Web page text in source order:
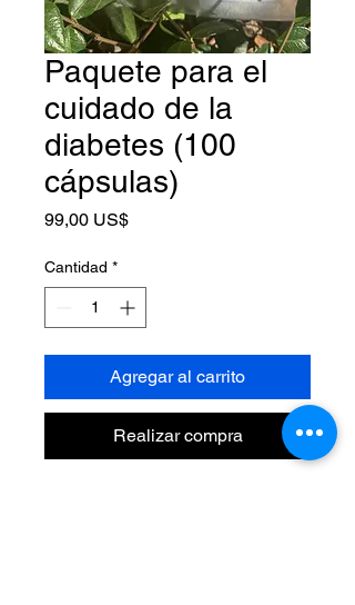
Paquete para el
cuidado de la
diabetes (100
cápsulas)
99,00 US$Precio
Cantidad *
Agregar al carrito
Realizar compra